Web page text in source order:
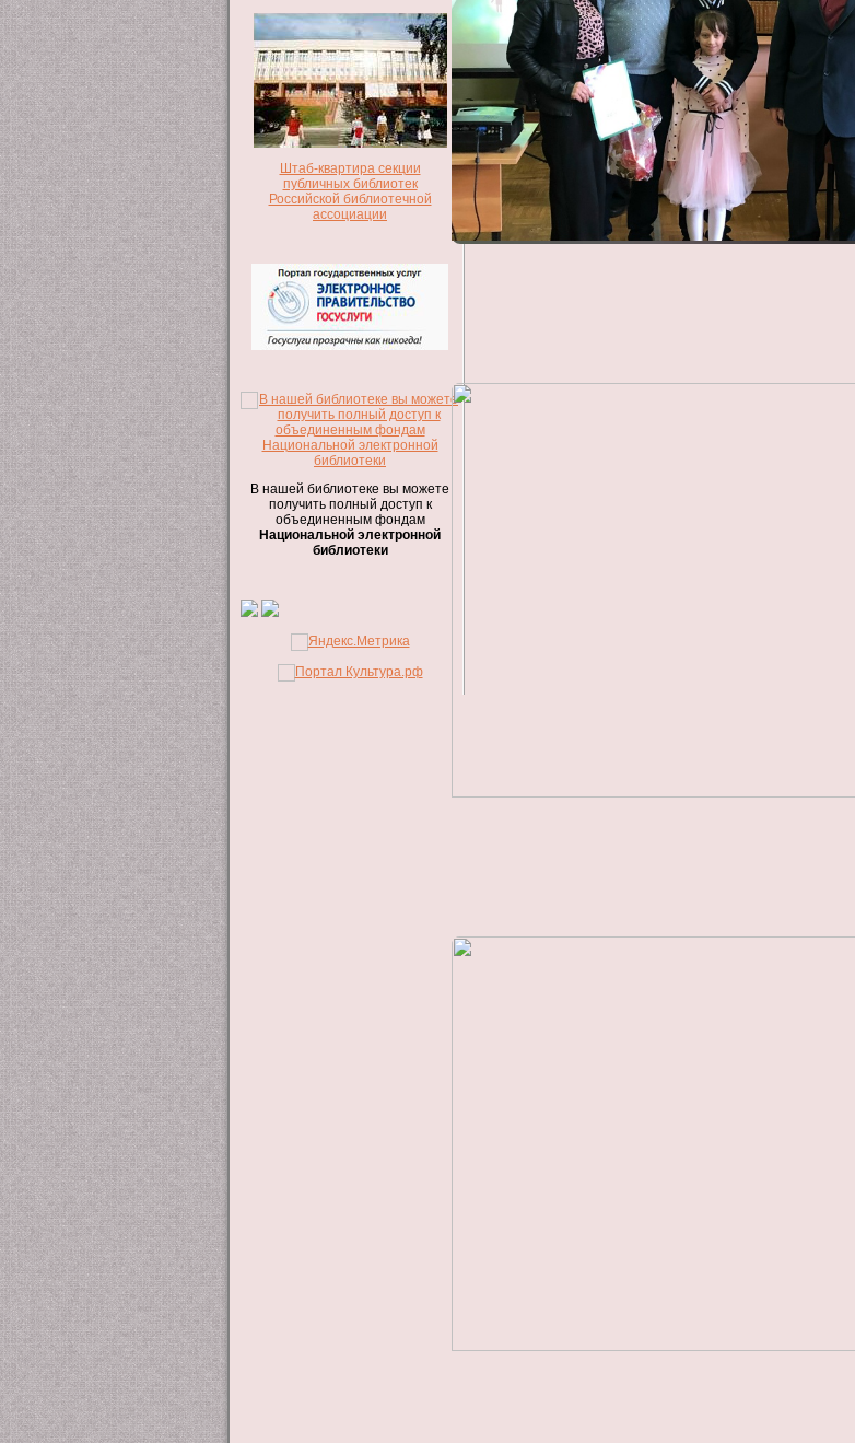
Штаб-квартира секции
публичных библиотек
Российской библиотечной
ассоциации
В нашей библиотеке вы можете
получить полный доступ к
объединенным фондам
Национальной электронной
библиотеки